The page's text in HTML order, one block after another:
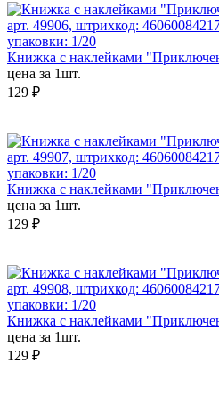
арт. 49906, штрихкод:
упаковки: 1/20
Книжка с наклейками
цена за 1шт.
129 ₽
арт. 49907, штрихкод:
упаковки: 1/20
Книжка с наклейками
цена за 1шт.
129 ₽
арт. 49908, штрихкод:
упаковки: 1/20
Книжка с наклейками
цена за 1шт.
129 ₽